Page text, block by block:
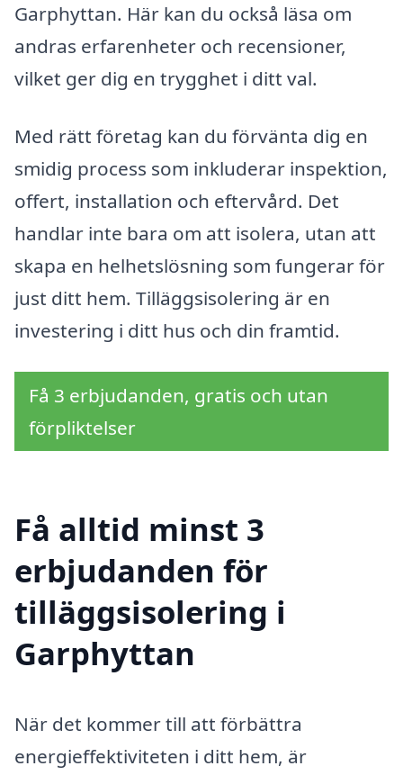
Garphyttan. Här kan du också läsa om
andras erfarenheter och recensioner,
vilket ger dig en trygghet i ditt val.
Med rätt företag kan du förvänta dig en
smidig process som inkluderar inspektion,
offert, installation och eftervård. Det
handlar inte bara om att isolera, utan att
skapa en helhetslösning som fungerar för
just ditt hem. Tilläggsisolering är en
investering i ditt hus och din framtid.
Få 3 erbjudanden, gratis och utan
förpliktelser
Få alltid minst 3
erbjudanden för
tilläggsisolering i
Garphyttan
När det kommer till att förbättra
energieffektiviteten i ditt hem, är